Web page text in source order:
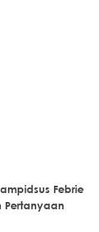
Febrie
Pertanyaan